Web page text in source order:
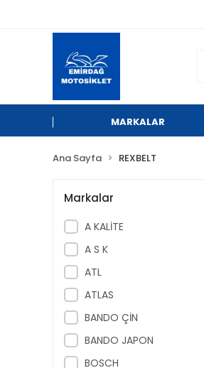
MARKALAR
Ana Sayfa REXBELT
Markalar
A KALİTE
A S K
ATL
ATLAS
BANDO ÇİN
BANDO JAPON
BOSCH